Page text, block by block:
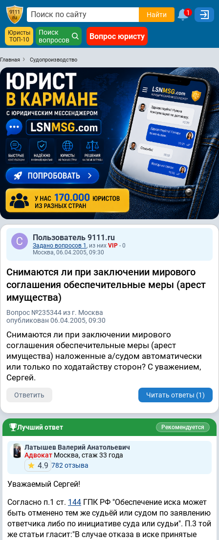
Найти 1
Юристы
ТОП-10
Поиск
вопросов
Вопрос юристу
Главная Судопроизводство
Пользователь 9111.ru
Задано вопросов 1 , из них VIP - 0
Москва, 06.04.2005, 09:30
Снимаются ли при заключении мирового
соглашения обеспечительные меры (арест
имущества)
Вопрос №235344 из г. Москва
опубликован 06.04.2005, 09:30
Снимаются ли при заключении мирового
соглашения обеспечительные меры (арест
имущества) наложенные а/судом автоматически
или только по ходатайству сторон? С уважением,
Сергей.
Ответить Читать ответы (1)
Лучший ответ Рекомендуется
Латышев Валерий Анатольевич
Адвокат Москва, стаж 33 годa
4.9 782 отзывa
Уважаемый Сергей!
Согласно п.1 ст. 144 ГПК РФ "Обеспечение иска может
быть отменено тем же судьёй или судом по заявлению
ответчика либо по инициативе суда или судьи". П.3 той
же статьи гласит:"В случае отказа в иске принятые